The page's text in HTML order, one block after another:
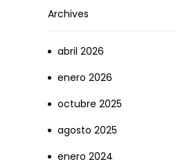
Archives
abril 2026
enero 2026
octubre 2025
agosto 2025
enero 2024